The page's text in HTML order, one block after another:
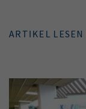
ARTIKEL LESEN